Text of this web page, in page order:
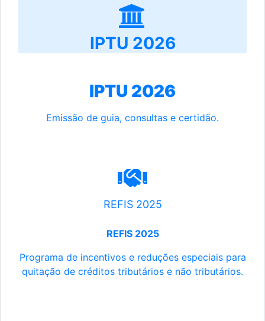
IPTU 2026
IPTU 2026
Emissão de guia, consultas e certidão.
REFIS 2025
REFIS 2025
Programa de incentivos e reduções especiais para
quitação de créditos tributários e não tributários.